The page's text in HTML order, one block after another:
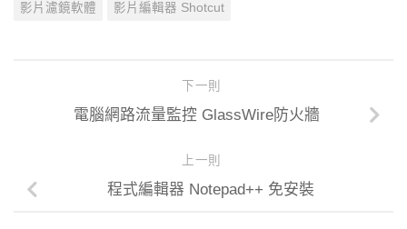
影片濾鏡軟體 影片編輯器 Shotcut
下一則
電腦網路流量監控 GlassWire防火牆
上一則
程式編輯器 Notepad++ 免安裝